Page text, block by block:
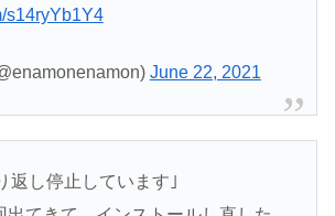
s14ryYb1Y4
June 22, 2021
返し停止しています｣